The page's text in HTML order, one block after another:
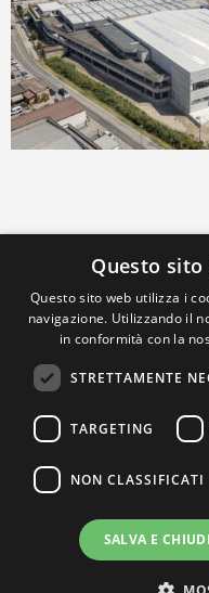
Questo
Questo sito web utilizza i
navigazione. Utilizzando il
in conformità con la
STRETTAMENTE
TARGETING
NON CLASSIFICATI
SALVA E CHIUDI